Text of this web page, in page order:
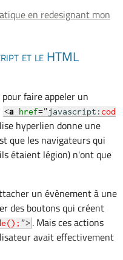
en redesignant mon
et le HTML
faire appeler un
<a href="javascript: cod
hyperlien donne une
que les navigateurs qui
étaient légion) n'ont que
un évènement à une
des boutons qui créent
">. Mais ces actions
avait effectivement